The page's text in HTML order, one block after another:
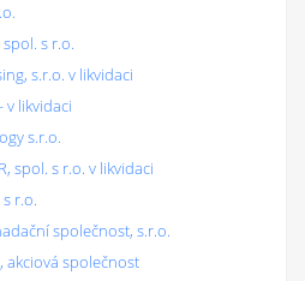
spol. s r.o.
s.r.o. v likvidaci
v likvidaci
s.r.o.
spol. s r.o. v likvidaci
s r.o.
společnost, s.r.o.
akciová společnost